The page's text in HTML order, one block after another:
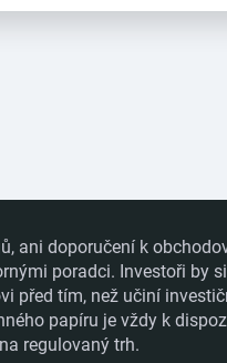
ani doporučení k
poradci. Investoři by
před tím, než učiní
papíru je vždy k
regulovaný trh.